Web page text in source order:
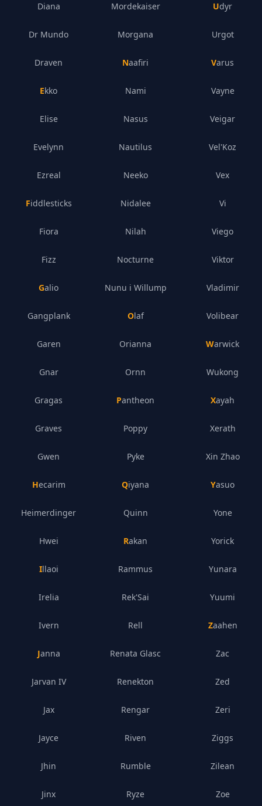
Diana
Dr Mundo
Draven
Ekko
Elise
Evelynn
Ezreal
Fiddlesticks
Fiora
Fizz
Galio
Gangplank
Garen
Gnar
Gragas
Graves
Gwen
Hecarim
Heimerdinger
Hwei
Illaoi
Irelia
Ivern
Janna
Jarvan IV
Jax
Jayce
Jhin
Jinx
Mordekaiser
Morgana
Naafiri
Nami
Nasus
Nautilus
Neeko
Nidalee
Nilah
Nocturne
Nunu i Willump
Olaf
Orianna
Ornn
Pantheon
Poppy
Pyke
Qiyana
Quinn
Rakan
Rammus
Rek'Sai
Rell
Renata Glasc
Renekton
Rengar
Riven
Rumble
Ryze
Udyr
Urgot
Varus
Vayne
Veigar
Vel'Koz
Vex
Vi
Viego
Viktor
Vladimir
Volibear
Warwick
Wukong
Xayah
Xerath
Xin Zhao
Yasuo
Yone
Yorick
Yunara
Yuumi
Zaahen
Zac
Zed
Zeri
Ziggs
Zilean
Zoe